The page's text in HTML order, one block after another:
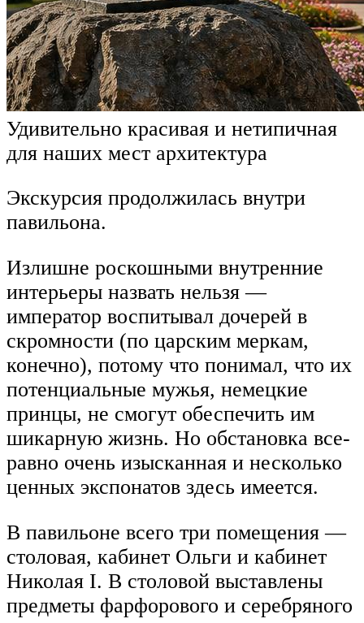
Удивительно красивая и нетипичная
для наших мест архитектура
Экскурсия продолжилась внутри
павильона.
Излишне роскошными внутренние
интерьеры назвать нельзя —
император воспитывал дочерей в
скромности (по царским меркам,
конечно), потому что понимал, что их
потенциальные мужья, немецкие
принцы, не смогут обеспечить им
шикарную жизнь. Но обстановка все-
равно очень изысканная и несколько
ценных экспонатов здесь имеется.
В павильоне всего три помещения —
столовая, кабинет Ольги и кабинет
Николая I. В столовой выставлены
предметы фарфорового и серебряного